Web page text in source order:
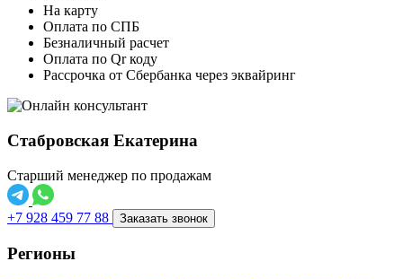
На карту
Оплата по СПБ
Безналичный расчет
Оплата по Qr коду
Рассрочка от Сбербанка через эквайринг
Стабровская Екатерина
Старший менеджер по продажам
+7 928 459 77 88 Заказать звонок
Регионы